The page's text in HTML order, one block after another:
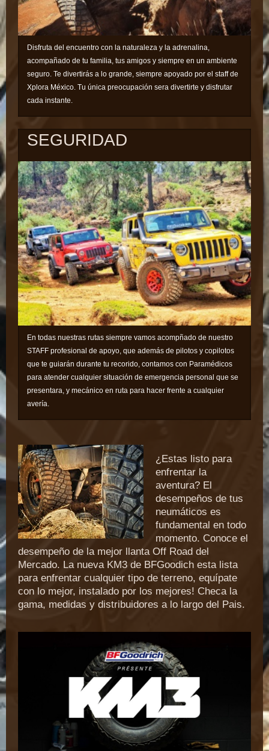
Disfruta del encuentro con la naturaleza y la adrenalina,
acompañado de tu familia, tus amigos y siempre en un ambiente
seguro. Te divertirás a lo grande, siempre apoyado por el staff de
Xplora México. Tu única preocupación sera divertirte y disfrutar
cada instante.
SEGURIDAD
En todas nuestras rutas siempre vamos acompñado de nuestro
STAFF profesional de apoyo, que además de pilotos y copilotos
que te guiarán durante tu recorido, contamos con Paramédicos
para atender cualquier situación de emergencia personal que se
presentara, y mecánico en ruta para hacer frente a cualquier
avería.
¿Estas listo para
enfrentar la
aventura? El
desempeños de tus
neumáticos es
fundamental en todo
momento. Conoce el
desempeño de la mejor llanta Off Road del
Mercado. La nueva KM3 de BFGoodich esta lista
para enfrentar cualquier tipo de terreno, equípate
con lo mejor, instalado por los mejores! Checa la
gama, medidas y distribuidores a lo largo del Pais.